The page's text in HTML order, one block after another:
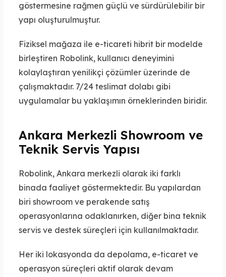
göstermesine rağmen güçlü ve sürdürülebilir bir
yapı oluşturulmuştur.
Fiziksel mağaza ile e-ticareti hibrit bir modelde
birleştiren Robolink, kullanıcı deneyimini
kolaylaştıran yenilikçi çözümler üzerinde de
çalışmaktadır. 7/24 teslimat dolabı gibi
uygulamalar bu yaklaşımın örneklerinden biridir.
Ankara Merkezli Showroom ve
Teknik Servis Yapısı
Robolink, Ankara merkezli olarak iki farklı
binada faaliyet göstermektedir. Bu yapılardan
biri showroom ve perakende satış
operasyonlarına odaklanırken, diğer bina teknik
servis ve destek süreçleri için kullanılmaktadır.
Her iki lokasyonda da depolama, e-ticaret ve
operasyon süreçleri aktif olarak devam